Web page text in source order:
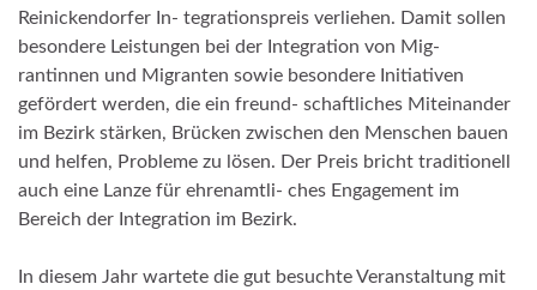
Reinickendorfer In- tegrationspreis verliehen. Damit sollen
besondere Leistungen bei der Integration von Mig-
rantinnen und Migranten sowie besondere Initiativen
gefördert werden, die ein freund- schaftliches Miteinander
im Bezirk stärken, Brücken zwischen den Menschen bauen
und helfen, Probleme zu lösen. Der Preis bricht traditionell
auch eine Lanze für ehrenamtli- ches Engagement im
Bereich der Integration im Bezirk.
In diesem Jahr wartete die gut besuchte Veranstaltung mit